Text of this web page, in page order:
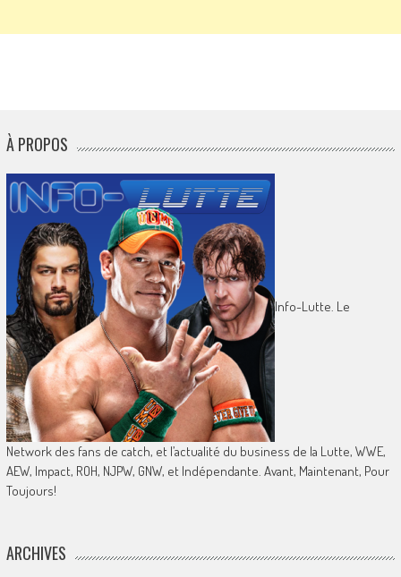
À PROPOS
Info-Lutte. Le
Network des fans de catch, et l’actualité du business de la Lutte, WWE,
AEW, Impact, ROH, NJPW, GNW, et Indépendante. Avant, Maintenant, Pour
Toujours!
ARCHIVES